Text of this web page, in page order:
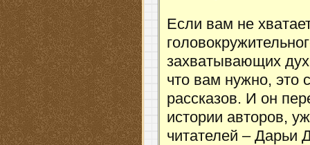
Если вам не
захватывающих
что вам нужно, это
рассказов. И он
истории авторов,
читателей – Дарьи